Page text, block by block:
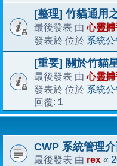
[整理] 竹貓通用
最後發表 由心靈捕
發表於 位於 系統
[重要] 關於竹貓
最後發表 由心靈捕
發表於 位於 系統
回覆: 1
CWP 系統管理
最後發表 由 rex «